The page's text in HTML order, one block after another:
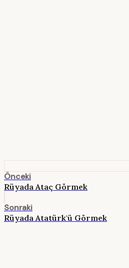
Önceki
Rüyada Ataç Görmek
Sonraki
Rüyada Atatürk'ü Görmek